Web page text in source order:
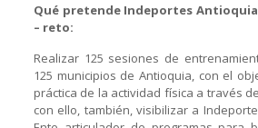
Qué pretende Indeportes
– reto:
Realizar 125 sesiones de
125 municipios de Antioquia, con el
práctica de la actividad física a través
con ello, también, visibilizar a